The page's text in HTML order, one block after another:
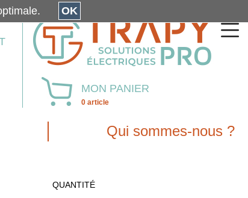
MON PANIER
0 article
Qui sommes-nous ?
QUANTITÉ
optimale. OK